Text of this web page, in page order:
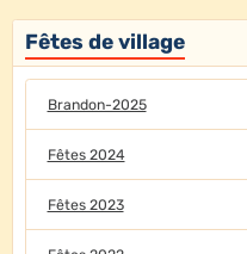
Fêtes de village
Brandon-2025
Fêtes 2024
Fêtes 2023